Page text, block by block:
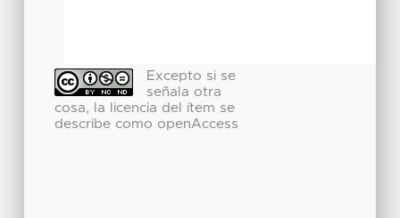
Excepto si se
señala otra
cosa, la licencia del ítem se
describe como openAccess